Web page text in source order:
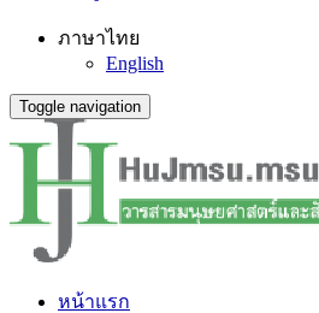
ภาษาไทย
English
Toggle navigation
หน้าแรก